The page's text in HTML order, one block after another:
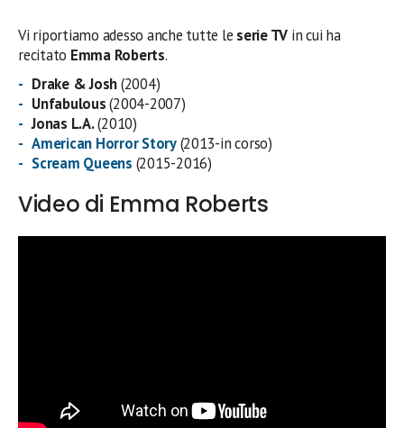
Vi riportiamo adesso anche tutte le serie TV in cui ha
recitato Emma Roberts.
Drake & Josh(2004)
Unfabulous(2004-2007)
Jonas L.A.(2010)
American Horror Story(2013-in corso)
Scream Queens (2015-2016)
Video di Emma Roberts